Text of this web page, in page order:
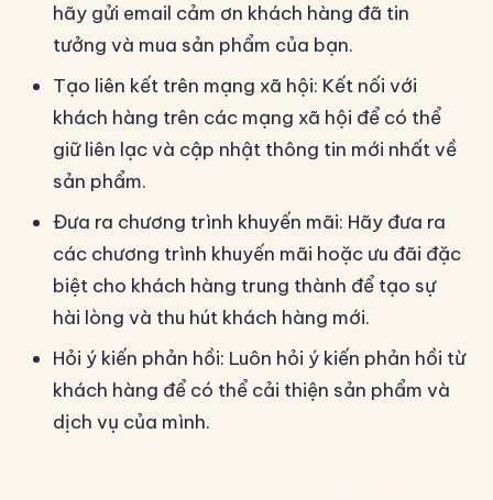
hãy gửi email cảm ơn khách hàng đã tin
tưởng và mua sản phẩm của bạn.
Tạo liên kết trên mạng xã hội: Kết nối với
khách hàng trên các mạng xã hội để có thể
giữ liên lạc và cập nhật thông tin mới nhất về
sản phẩm.
Đưa ra chương trình khuyến mãi: Hãy đưa ra
các chương trình khuyến mãi hoặc ưu đãi đặc
biệt cho khách hàng trung thành để tạo sự
hài lòng và thu hút khách hàng mới.
Hỏi ý kiến phản hồi: Luôn hỏi ý kiến phản hồi từ
khách hàng để có thể cải thiện sản phẩm và
dịch vụ của mình.